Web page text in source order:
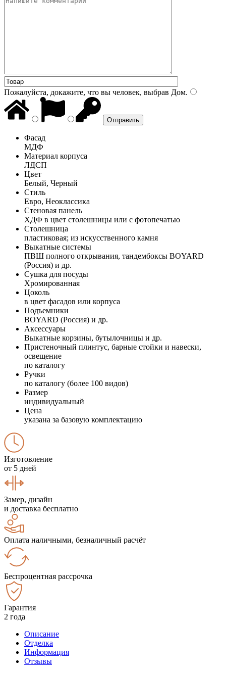
Пожалуйста, докажите, что вы человек, выбрав Дом.
Фасад
МДФ
Материал корпуса
ЛДСП
Цвет
Белый, Черный
Стиль
Евро, Неоклассика
Стеновая панель
ХДФ в цвет столешницы или с фотопечатью
Столешница
пластиковая; из искусственного камня
Выкатные системы
ПВШ полного открывания, тандембоксы BOYARD
(Россия) и др.
Сушка для посуды
Хромированная
Цоколь
в цвет фасадов или корпуса
Подъемники
BOYARD (Россия) и др.
Аксессуары
Выкатные корзины, бутылочницы и др.
Пристеночный плинтус, барные стойки и навески,
освещение
по каталогу
Ручки
по каталогу (более 100 видов)
Размер
индивидуальный
Цена
указана за базовую комплектацию
Изготовление
от 5 дней
Замер, дизайн
и доставка бесплатно
Оплата наличными, безналичный расчёт
Беспроцентная рассрочка
Гарантия
2 года
Описание
Отделка
Информация
Отзывы